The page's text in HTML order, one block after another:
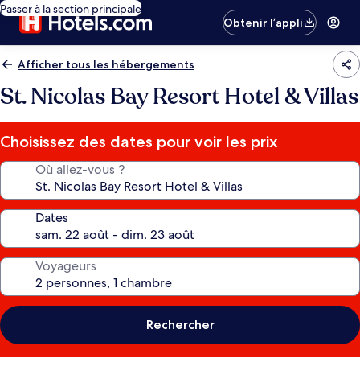
Passer à la section principale
Obtenir l’appli
Afficher tous les hébergements
St. Nicolas Bay Resort Hotel & Villas
Choisissez des dates pour voir les prix
Où allez-vous ?
Dates
Voyageurs
Rechercher